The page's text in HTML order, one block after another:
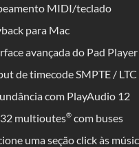
MIDI/teclado
para Mac
avançada do Pad Player
de timecode SMPTE / LTC
com PlayAudio 12
multioutes® com buses
uma seção click às